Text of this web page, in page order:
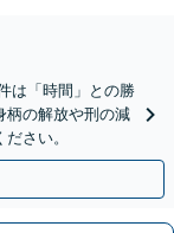
は「時間」との勝
柄の解放や刑の減
さい。